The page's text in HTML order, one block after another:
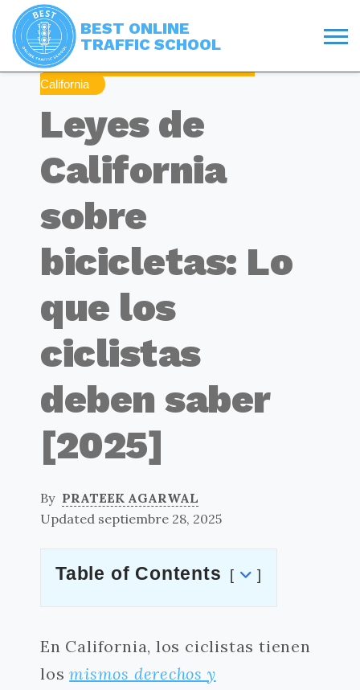
BEST ONLINE
TRAFFIC SCHOOL
Leyes Y Consejos De Conducción En
California
Leyes de
California
sobre
bicicletas: Lo
que los
ciclistas
deben saber
[2025]
By PRATEEK AGARWAL
Updated septiembre 28, 2025
Table of Contents
En California, los ciclistas tienen
losmismos derechos y